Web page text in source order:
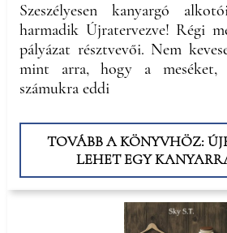
Szeszélyesen kanyargó
harmadik Újratervezve! Régi
pályázat résztvevői. Nem
mint arra, hogy a meséket,
számukra eddi
TOVÁBB A KÖNYVHÖZ:
LEHET EGY